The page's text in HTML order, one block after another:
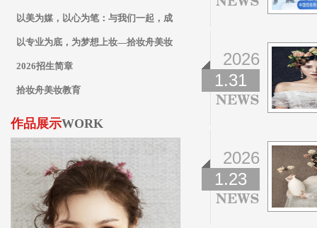
育，专业之路的起航站
以美为媒，以心为笔：与我们一起，成
为点亮万千人生的化妆师
以专业为底，为梦想上妆—拾妆舟美妆
教育全科化妆师养成计划
2026招生简章
拾妆舟美妆教育
作品展示WORK
2026
1.31
2026
1.23